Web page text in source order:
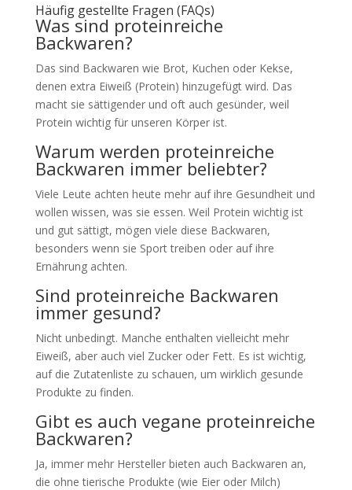
Häufig gestellte Fragen (FAQs)
Was sind proteinreiche
Backwaren?
Das sind Backwaren wie Brot, Kuchen oder Kekse,
denen extra Eiweiß (Protein) hinzugefügt wird. Das
macht sie sättigender und oft auch gesünder, weil
Protein wichtig für unseren Körper ist.
Warum werden proteinreiche
Backwaren immer beliebter?
Viele Leute achten heute mehr auf ihre Gesundheit und
wollen wissen, was sie essen. Weil Protein wichtig ist
und gut sättigt, mögen viele diese Backwaren,
besonders wenn sie Sport treiben oder auf ihre
Ernährung achten.
Sind proteinreiche Backwaren
immer gesund?
Nicht unbedingt. Manche enthalten vielleicht mehr
Eiweiß, aber auch viel Zucker oder Fett. Es ist wichtig,
auf die Zutatenliste zu schauen, um wirklich gesunde
Produkte zu finden.
Gibt es auch vegane proteinreiche
Backwaren?
Ja, immer mehr Hersteller bieten auch Backwaren an,
die ohne tierische Produkte (wie Eier oder Milch)